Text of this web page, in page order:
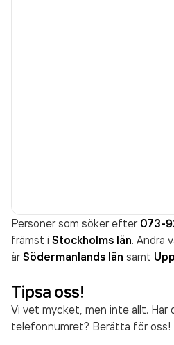
Personer som söker efter 073-
främst i Stockholms län. Andra
är Södermanlands län samt
Tipsa oss!
Vi vet mycket, men inte allt. Har
telefonnumret? Berätta för oss!